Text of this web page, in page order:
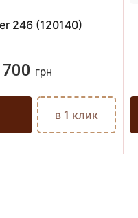
246 (120140)
грн
в 1 клик